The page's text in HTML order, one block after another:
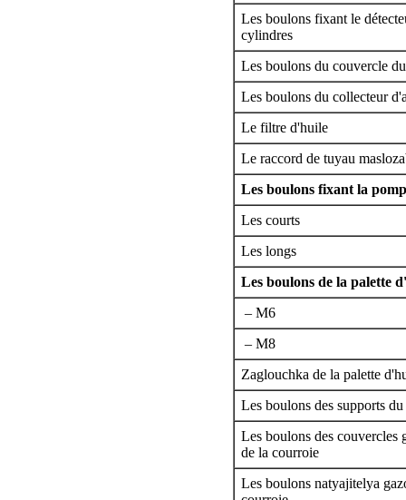
Les boulons fixant le
cylindres
Les boulons du couvercle
Les boulons du collecteur
Le filtre d'huile
Le raccord de tuyau
Les boulons fixant la
Les courts
Les longs
Les boulons de la palette
– М6
– М8
Zaglouchka de la palette
Les boulons des supports
Les boulons des couvercles
de la courroie
Les boulons natyajitelya